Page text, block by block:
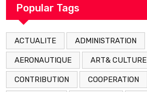
Popular Tags
ACTUALITE ADMINISTRATION
AERONAUTIQUE ART& CULTURE
CONTRIBUTION COOPERATION